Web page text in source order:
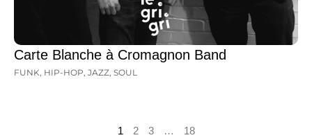
Carte Blanche à Cromagnon Band
FUNK, HIP-HOP, JAZZ, SOUL
1 2 3 … 18